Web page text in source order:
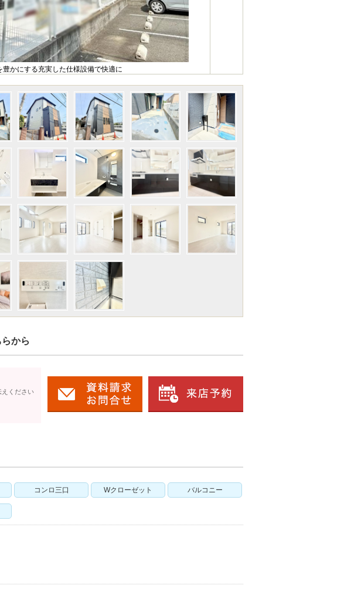
かにする充実した仕様設備で快適に
から
えください
コンロ三口 Wクローゼット バルコニー